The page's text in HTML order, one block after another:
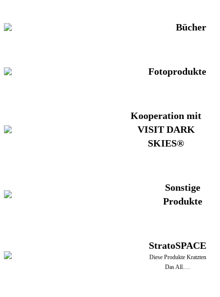
Bücher
Fotoprodukte
Kooperation mit
VISIT DARK
SKIES®
Sonstige
Produkte
StratoSPACE
Diese Produkte Kratzten
Das All.…